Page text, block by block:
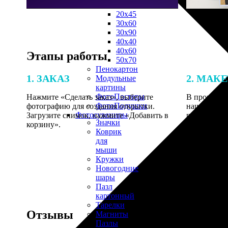
20х45
30х60
30х90
40х40
40х60
50х70
Пенокартон
Модульные
картины
ФотоПостеры
ФотоПодушки
Фотоcувениры
Значки
Коврик
для
мыши
Кружки
Новогодние
шары
Пазл
картонный
Тарелки
Магниты
Пазлы
Этапы работы
1. ЗАКАЗ
Нажмите «Сделать заказ», выберите
фотографию для создания открытки.
Загрузите снимок, нажмите «Добавить в
корзину».
2.
В процессе
наши
по
Отзывы